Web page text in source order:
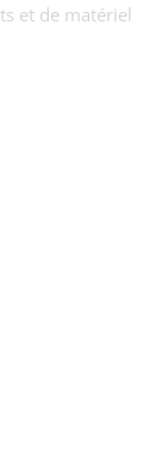
et de matériel